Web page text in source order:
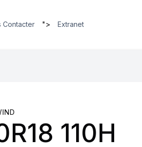
Contacter "> Extranet
110H